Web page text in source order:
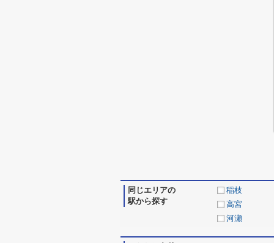
同じエリアの
駅から探す
稲枝
高宮
河瀬